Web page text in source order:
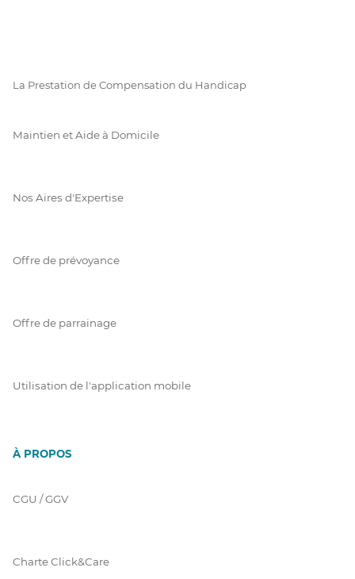
La Prestation de Compensation du Handicap
Maintien et Aide à Domicile
Nos Aires d'Expertise
Offre de prévoyance
Offre de parrainage
Utilisation de l'application mobile
À PROPOS
CGU / GGV
Charte Click&Care